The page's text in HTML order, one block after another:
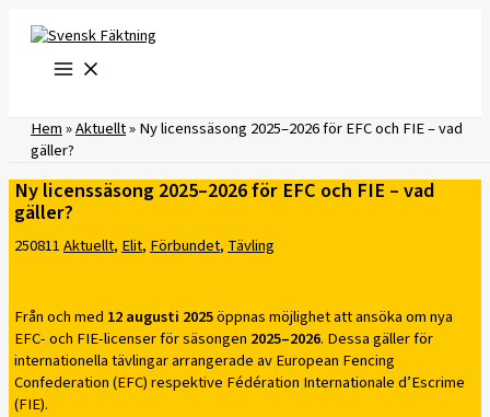
innehåll
Hem»Aktuellt»Ny licenssäsong 2025–2026 för EFC och FIE – vad
gäller?
Ny licenssäsong 2025–2026 för EFC och FIE – vad
gäller?
250811Aktuellt,Elit,Förbundet,Tävling
Från och med 12 augusti 2025öppnas möjlighet att ansöka om nya
EFC- och FIE-licenser för säsongen 2025–2026. Dessa gäller för
internationella tävlingar arrangerade av European Fencing
Confederation (EFC) respektive Fédération Internationale d’Escrime
(FIE).